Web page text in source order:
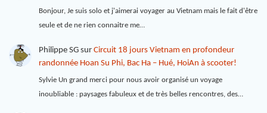
Bonjour, Je suis solo et j'aimerai voyager au Vietnam mais le fait d'être
seule et de ne rien connaitre me…
Philippe SGsur Circuit 18 jours Vietnam en profondeur
randonnée Hoan Su Phi, Bac Ha – Hué, HoiAn à scooter!
Sylvie Un grand merci pour nous avoir organisé un voyage
inoubliable : paysages fabuleux et de très belles rencontres, des…